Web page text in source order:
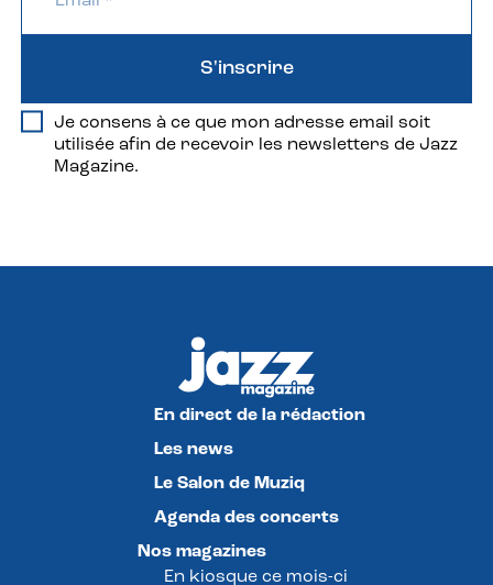
Je consens à ce que mon adresse email soit
utilisée afin de recevoir les newsletters de Jazz
Magazine.
S'inscrire
En direct de la rédaction
Les news
Le Salon de Muziq
Agenda des concerts
Nos magazines
En kiosque ce mois-ci